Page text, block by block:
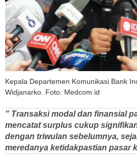
Kepala Departemen Komunikasi Bank
Widjanarko. Foto: Medcom.id
" Transaksi modal dan finansial
mencatat surplus cukup
dengan triwulan sebelumnya,
meredanya ketidakpastian pasar